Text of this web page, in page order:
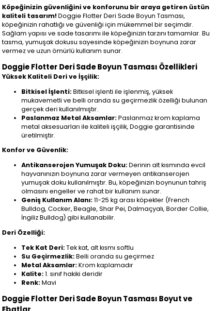
Köpeğinizin güvenliğini ve konforunu bir araya getiren üstün
kaliteli tasarım!Doggie Flotter Deri Sade Boyun Tasması,
köpeğinizin rahatlığı ve güvenliği için mükemmel bir seçimdir.
Sağlam yapısı ve sade tasarımı ile köpeğinizin tarzını tamamlar. Bu
tasma, yumuşak dokusu sayesinde köpeğinizin boynuna zarar
vermez ve uzun ömürlü kullanım sunar.
Doggie Flotter Deri Sade Boyun Tasması Özellikleri
Yüksek Kaliteli Deri ve İşçilik:
Bitkisel İşlenti:Bitkisel işlenti ile işlenmiş, yüksek
mukavemetli ve belli oranda su geçirmezlik özelliği bulunan
gerçek deri kullanılmıştır.
Paslanmaz Metal Aksamlar:Paslanmaz krom kaplama
metal aksesuarları ile kaliteli işçilik, Doggie garantisinde
üretilmiştir.
Konfor ve Güvenlik:
Antikanserojen Yumuşak Doku:Derinin alt kısmında evcil
hayvanınızın boynuna zarar vermeyen antikanserojen
yumuşak doku kullanılmıştır. Bu, köpeğinizin boynunun tahriş
olmasını engeller ve rahat bir kullanım sunar.
Geniş Kullanım Alanı:11-25 kg arası köpekler (French
Bulldog, Cocker, Beagle, Shar Pei, Dalmaçyalı, Border Collie,
İngiliz Bulldog) gibi kullanabilir.
Deri Özelliği:
Tek Kat Deri:Tek kat, alt kısmı softlu
Su Geçirmezlik:Belli oranda su geçirmez
Metal Aksamlar:Krom kaplamadır
Kalite:1. sınıf hakiki deridir
Renk:Mavi
Doggie Flotter Deri Sade Boyun Tasması Boyut ve